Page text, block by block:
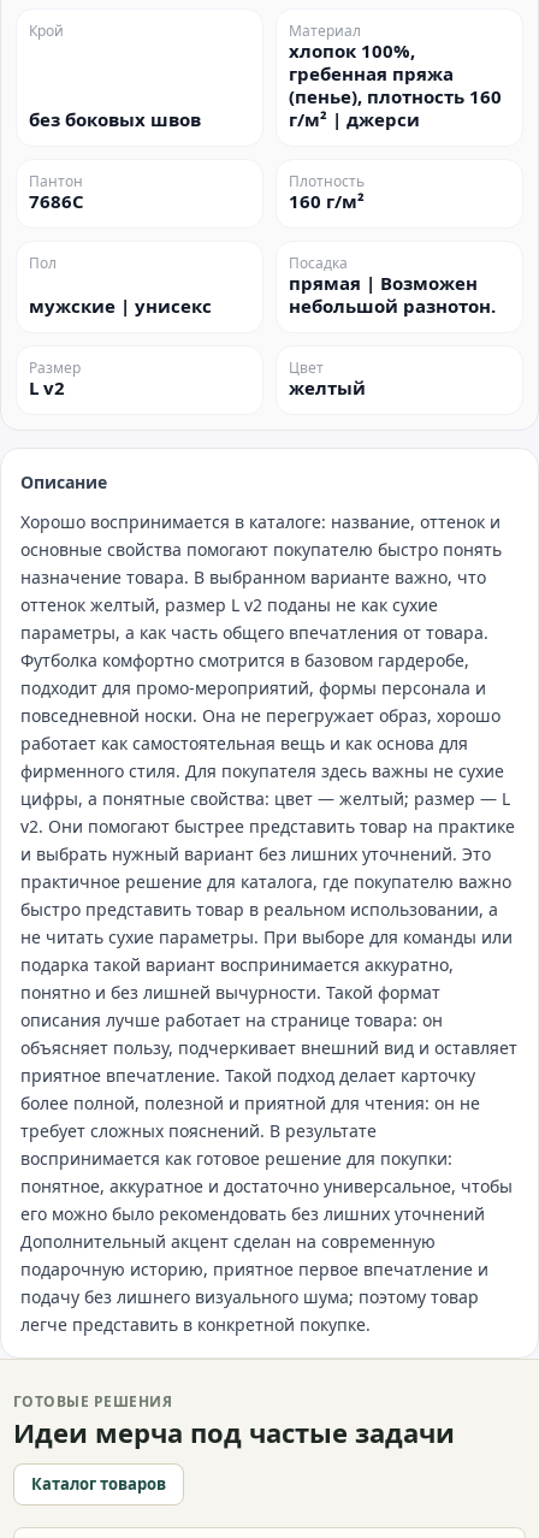
Крой
без боковых швов
Материал
хлопок 100%,
гребенная пряжа
(пенье), плотность 160
г/м² | джерси
Пантон
7686C
Плотность
160 г/м²
Пол
мужские | унисекс
Посадка
прямая | Возможен
небольшой разнотон.
Размер
L v2
Цвет
желтый
Описание
Хорошо воспринимается в каталоге: название, оттенок и
основные свойства помогают покупателю быстро понять
назначение товара. В выбранном варианте важно, что
оттенок желтый, размер L v2 поданы не как сухие
параметры, а как часть общего впечатления от товара.
Футболка комфортно смотрится в базовом гардеробе,
подходит для промо‑мероприятий, формы персонала и
повседневной носки. Она не перегружает образ, хорошо
работает как самостоятельная вещь и как основа для
фирменного стиля. Для покупателя здесь важны не сухие
цифры, а понятные свойства: цвет — желтый; размер — L
v2. Они помогают быстрее представить товар на практике
и выбрать нужный вариант без лишних уточнений. Это
практичное решение для каталога, где покупателю важно
быстро представить товар в реальном использовании, а
не читать сухие параметры. При выборе для команды или
подарка такой вариант воспринимается аккуратно,
понятно и без лишней вычурности. Такой формат
описания лучше работает на странице товара: он
объясняет пользу, подчеркивает внешний вид и оставляет
приятное впечатление. Такой подход делает карточку
более полной, полезной и приятной для чтения: он не
требует сложных пояснений. В результате
воспринимается как готовое решение для покупки:
понятное, аккуратное и достаточно универсальное, чтобы
его можно было рекомендовать без лишних уточнений
Дополнительный акцент сделан на современную
подарочную историю, приятное первое впечатление и
подачу без лишнего визуального шума; поэтому товар
легче представить в конкретной покупке.
ГОТОВЫЕ РЕШЕНИЯ
Идеи мерча под частые задачи
Каталог товаров